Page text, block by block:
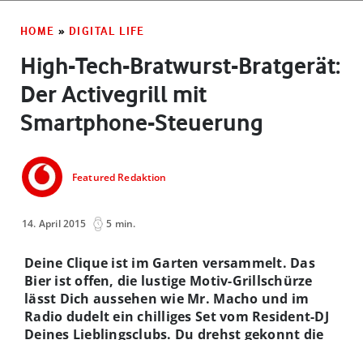
HOME » DIGITAL LIFE
High-Tech-Bratwurst-Bratgerät:
Der Activegrill mit
Smartphone-Steuerung
Featured Redaktion
14. April 2015 5 min.
Deine Clique ist im Garten versammelt. Das
Bier ist offen, die lustige Motiv-Grillschürze
lässt Dich aussehen wie Mr. Macho und im
Radio dudelt ein chilliges Set vom Resident-DJ
Deines Lieblingsclubs. Du drehst gekonnt die